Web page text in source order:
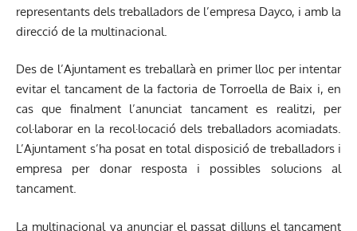
representants dels treballadors de l’empresa Dayco, i amb la
direcció de la multinacional.
Des de l’Ajuntament es treballarà en primer lloc per intentar
evitar el tancament de la factoria de Torroella de Baix i, en
cas que finalment l’anunciat tancament es realitzi, per
col·laborar en la recol·locació dels treballadors acomiadats.
L’Ajuntament s’ha posat en total disposició de treballadors i
empresa per donar resposta i possibles solucions al
tancament.
La multinacional va anunciar el passat dilluns el tancament